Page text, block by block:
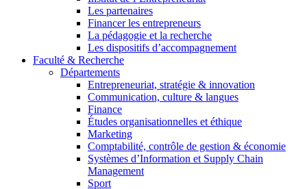
Les partenaires
Financer les entrepreneurs
La pédagogie et la recherche
Les dispositifs d’accompagnement
Faculté & Recherche
Départements
Entrepreneuriat, stratégie & innovation
Communication, culture & langues
Finance
Études organisationnelles et éthique
Marketing
Comptabilité, contrôle de gestion & économie
Systèmes d’Information et Supply Chain
Management
Sport